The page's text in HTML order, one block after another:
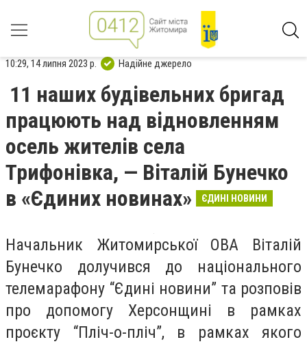
10:29, 14 липня 2023 р. Надійне джерело
11 наших будівельних бригад
працюють над відновленням
осель жителів села
Трифонівка, — Віталій Бунечко
в «Єдиних новинах»
ЄДИНІ НОВИНИ
Начальник Житомирської ОВА Віталій
Бунечко долучився до національного
телемарафону “Єдині новини” та розповів
про допомогу Херсонщині в рамках
проєкту “Пліч-о-пліч”, в рамках якого